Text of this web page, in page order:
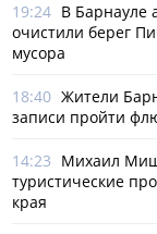
19:24 В Барнауле
очистили берег
мусора
18:40 Жители
записи пройти
14:23 Михаил
туристические
края